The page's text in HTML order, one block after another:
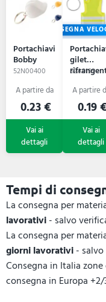
Portachiavi
Bobby
52N00400
0.23 €
CONSEGNA
gilet
RING
52A9199
0.19 €
Tempi di
La consegna per
lavorativi- salvo
La consegna per
giorni lavorativi-
Consegna in Italia
consegna in Europa